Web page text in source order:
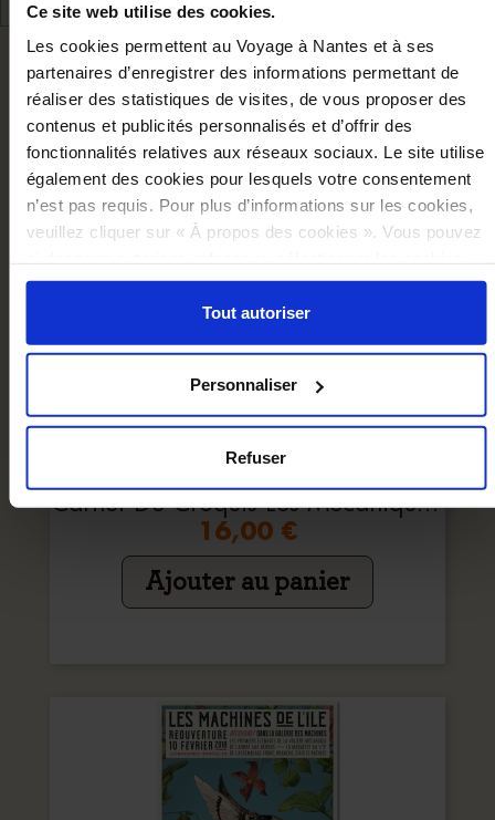
Ce site web utilise des cookies.
Les cookies permettent au Voyage à Nantes et à ses
partenaires d’enregistrer des informations permettant de
réaliser des statistiques de visites, de vous proposer des
contenus et publicités personnalisés et d’offrir des
fonctionnalités relatives aux réseaux sociaux. Le site utilise
également des cookies pour lesquels votre consentement
n’est pas requis. Pour plus d’informations sur les cookies,
veuillez cliquer sur « À propos des cookies ». Vous pouvez
selon les finalités via l'onglet « Détails ». À tout moment,
vous pouvez modifier votre choix en cliquant sur le lien
« Cookies » en bas des pages du site.
Tout autoriser
Personnaliser
Refuser
NOUS VOUS
Carnet De Croquis Les Mécaniques Savantes
16,00 €
Ajouter au panier